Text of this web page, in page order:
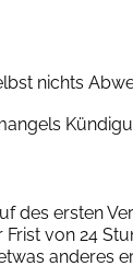
nichts
des ersten
von 24
anderes